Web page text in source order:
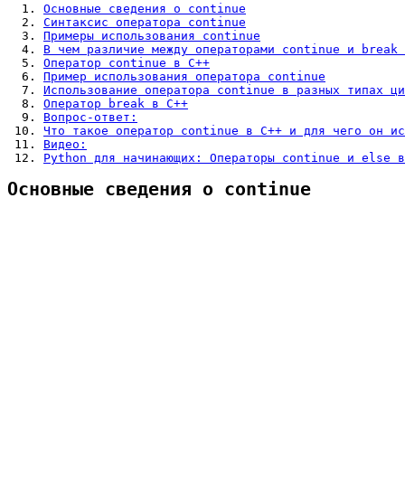
Основные сведения о continue
Синтаксис оператора continue
Примеры использования continue
В чем различие между операторами continue и break
Оператор continue в C++
Пример использования оператора continue
Использование оператора continue в разных типах
Оператор break в C++
Вопрос-ответ:
Что такое оператор continue в C++ и для чего он
Видео:
Python для начинающих: Операторы continue и else
Основные сведения о continue